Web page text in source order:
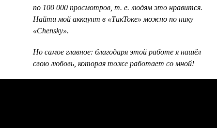
по 100 000 просмотров, т. е. людям это нравится.
Найти мой аккаунт в «ТикТоке» можно по нику
«Chensky».
Но самое главное: благодаря этой работе я нашёл
свою любовь, которая тоже работает со мной!